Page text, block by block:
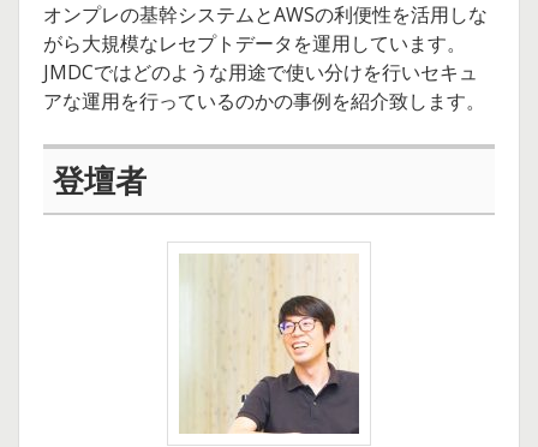
オンプレの基幹システムとAWSの利便性を活用しな
がら大規模なレセプトデータを運用しています。
JMDCではどのような用途で使い分けを行いセキュ
アな運用を行っているのかの事例を紹介致します。
登壇者